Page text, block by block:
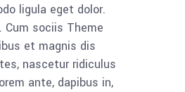
ligula eget dolor.
Cum sociis Theme
et magnis dis
nascetur ridiculus
ante, dapibus in,